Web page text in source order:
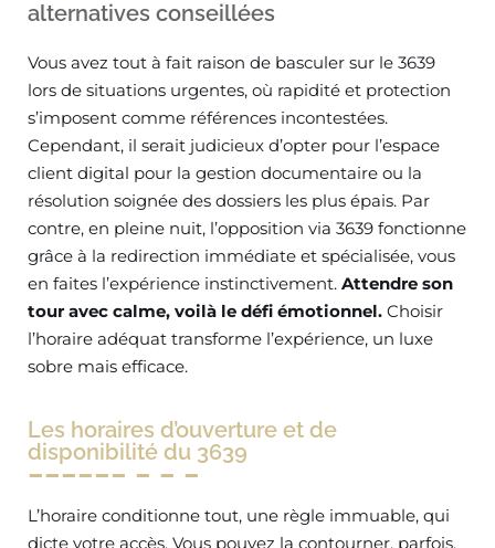
alternatives conseillées
Vous avez tout à fait raison de basculer sur le 3639
lors de situations urgentes, où rapidité et protection
s’imposent comme références incontestées.
Cependant, il serait judicieux d’opter pour l’espace
client digital pour la gestion documentaire ou la
résolution soignée des dossiers les plus épais. Par
contre, en pleine nuit, l’opposition via 3639 fonctionne
grâce à la redirection immédiate et spécialisée, vous
en faites l’expérience instinctivement. Attendre son
tour avec calme, voilà le défi émotionnel. Choisir
l’horaire adéquat transforme l’expérience, un luxe
sobre mais efficace.
Les horaires d’ouverture et de
disponibilité du 3639
L’horaire conditionne tout, une règle immuable, qui
dicte votre accès. Vous pouvez la contourner, parfois.